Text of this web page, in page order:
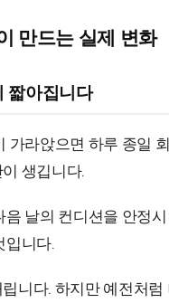
만드는 실제 변화
짧아집니다
가라앉으면 하루 종일
생깁니다.
음 날의 컨디션을 안정
입니다.
니다. 하지만 예전처